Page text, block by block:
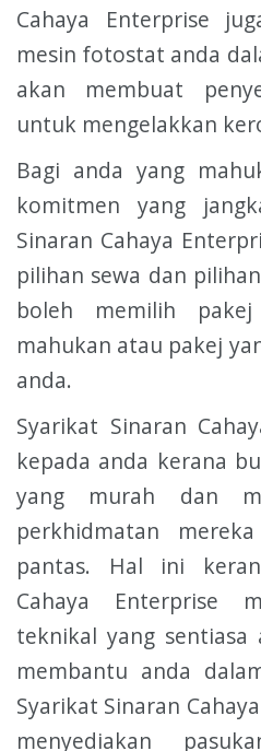
Cahaya Enterprise
mesin fotostat anda
akan membuat
untuk mengelakkan
Bagi anda yang
komitmen yang
Sinaran Cahaya
pilihan sewa dan
boleh memilih
mahukan atau pakej
anda.
Syarikat Sinaran
kepada anda kerana
yang murah dan
perkhidmatan
pantas. Hal ini
Cahaya Enterprise
teknikal yang
membantu anda
Syarikat Sinaran
menyediakan